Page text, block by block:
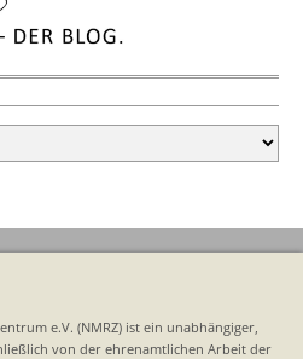
e.V. (NMRZ) ist ein unabhängiger,
von der ehrenamtlichen Arbeit der